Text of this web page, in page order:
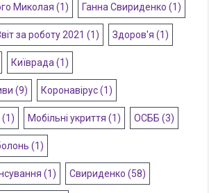
Миколая (1) Ганна Свириденко (1)
за роботу 2021 (1) Здоров'я (1)
Київрада (1)
(9) Коронавірус(1)
(1) Мобільні укриття (1) ОСББ (3)
(1)
(1) Свириденко (58)